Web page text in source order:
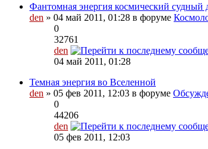
Фантомная энергия космический судный
den » 04 май 2011, 01:28 в форуме
0
32761
den
04 май 2011, 01:28
Темная энергия во Вселенной
den » 05 фев 2011, 12:03 в форуме
0
44206
den
05 фев 2011, 12:03